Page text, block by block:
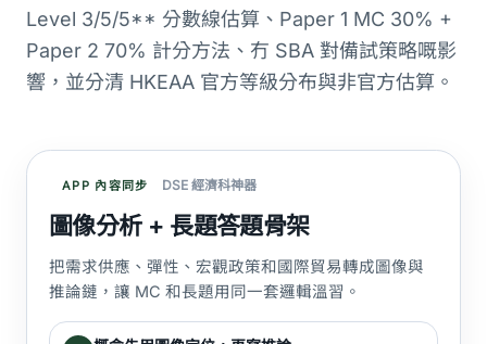
Level 3/5/5** 分數線估算、Paper 1 MC 30% +
Paper 2 70% 計分方法、冇 SBA 對備試策略嘅影
響，並分清 HKEAA 官方等級分布與非官方估算。
APP 內容同步 DSE 經濟科神器
圖像分析 + 長題答題骨架
把需求供應、彈性、宏觀政策和國際貿易轉成圖像與
推論鏈，讓 MC 和長題用同一套邏輯溫習。